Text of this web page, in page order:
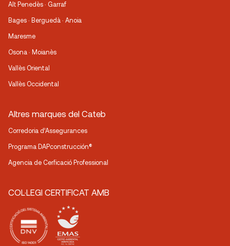
Alt Penedès · Garraf
Bages · Berguedà · Anoia
Maresme
Osona · Moianès
Vallès Oriental
Vallès Occidental
Altres marques del Cateb
Corredoria d’Assegurances
Programa DAPconstrucción®
Agencia de Cerficació Professional
COL·LEGI CERTIFICAT AMB